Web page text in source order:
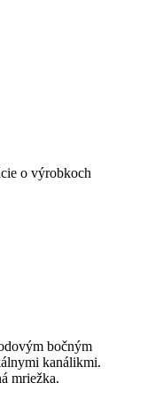
o výrobkoch
bočným
kanálikmi.
mriežka.